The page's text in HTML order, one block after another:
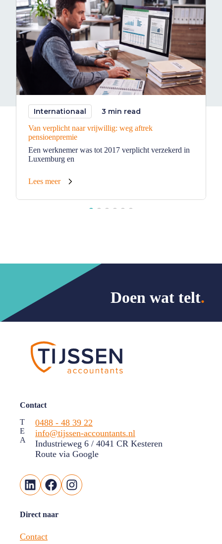
Internationaal 3 min read
Van verplicht naar vrijwillig: weg aftrek
pensioenpremie
Een werknemer was tot 2017 verplicht verzekerd in
Luxemburg en
Lees meer
Doen wat telt.
Contact
T
E
A
0488 - 48 39 22
info@tijssen-accountants.nl
Industrieweg 6 / 4041 CR Kesteren
Route via Google
LinkedIn
FacebookInstagram
Direct naar
Contact